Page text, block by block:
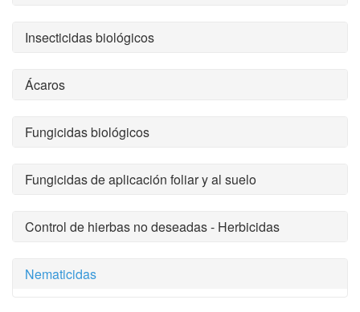
Insecticidas biológicos
Ácaros
Fungicidas biológicos
Fungicidas de aplicación foliar y al suelo
Control de hierbas no deseadas - Herbicidas
Nematicidas